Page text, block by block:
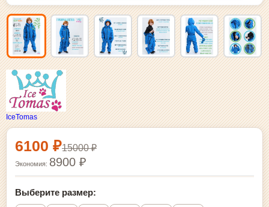
IceTomas
Выбор размера и покупка
15000 ₽
6100 ₽
Экономия: 8900 ₽
Выберите размер: